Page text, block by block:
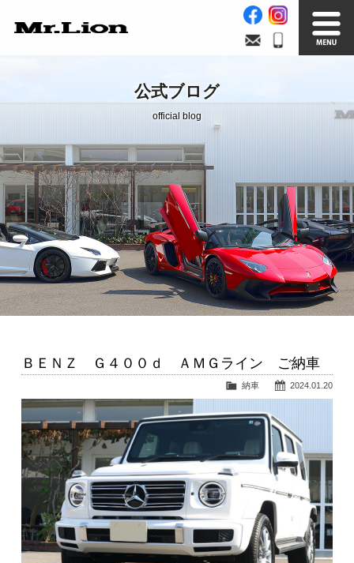
在庫車情報 買取無料査定
Factory
自社工場 サービス案内
Official Blog
公式ブログ
Company info.
会社案内
公式ブログ
official blog
ＢＥＮＺ Ｇ４００ｄ ＡＭＧライン ご納車
2024.01.20
納車